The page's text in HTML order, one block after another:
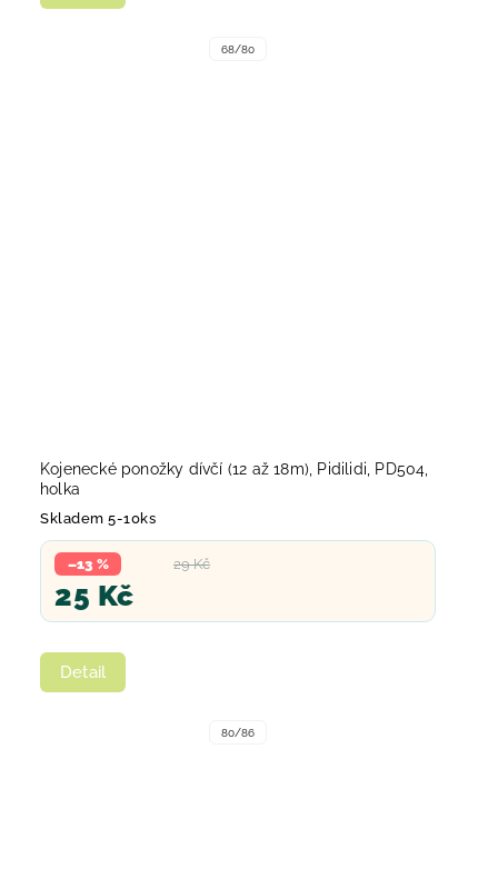
68/80
Kojenecké ponožky dívčí (12 až 18m), Pidilidi, PD504,
holka
Skladem 5-10ks
29 Kč
–13 %
25 Kč
Detail
80/86